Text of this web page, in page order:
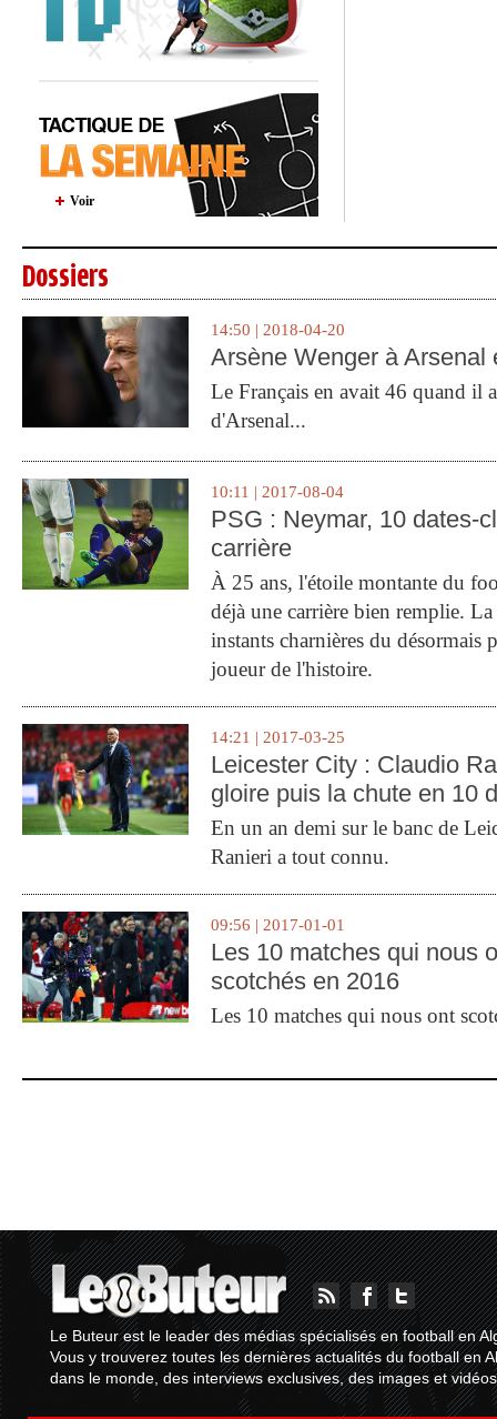
Voir
Dossiers
14:50 | 2018-04-20
Arsène Wenger à Arsenal
Le Français en avait 46 quand il
d'Arsenal...
10:11 | 2017-08-04
PSG : Neymar, 10 dates-
carrière
À 25 ans, l'étoile montante du
déjà une carrière bien remplie.
instants charnières du désormais
joueur de l'histoire.
14:21 | 2017-03-25
Leicester City : Claudio
gloire puis la chute en 10
En un an demi sur le banc de
Ranieri a tout connu.
09:56 | 2017-01-01
Les 10 matches qui nous
scotchés en 2016
Les 10 matches qui nous ont
Le Buteur est le leader des médias spécialisés en football en
Vous y trouverez toutes les dernières actualités du football en
dans le monde, des interviews exclusives, des images et